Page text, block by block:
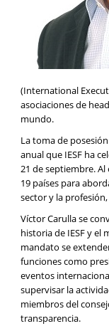
(International
asociaciones de
mundo.
La toma de
anual que IESF ha
21 de septiembre.
19 países para
sector y la
Víctor Carulla se
historia de IESF y el
mandato se
funciones como
eventos
supervisar la
miembros del
transparencia.